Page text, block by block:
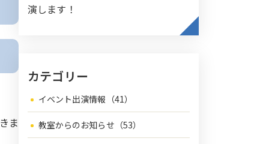
ま
演します！
カテゴリー
イベント出演情報（41）
教室からのお知らせ（53）